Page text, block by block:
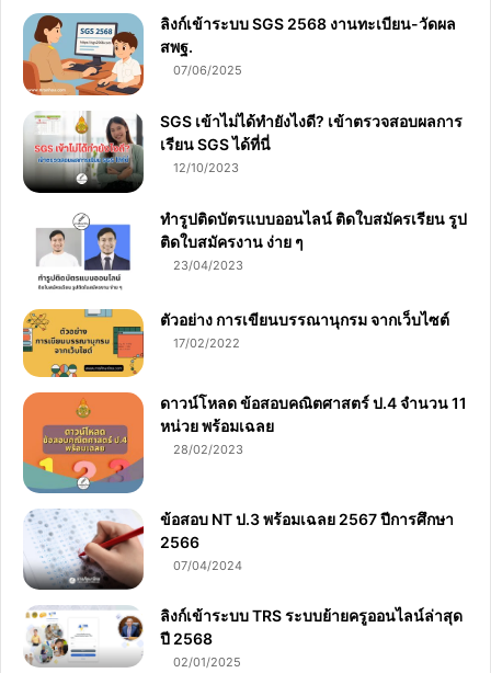
ลิงก์เข้าระบบ SGS 2568 งานทะเบียน-วัดผล
สพฐ.
07/06/2025
SGS เข้าไม่ได้ทำยังไงดี? เข้าตรวจสอบผลการ
เรียน SGS ได้ที่นี่
12/10/2023
ทำรูปติดบัตรแบบออนไลน์ ติดใบสมัครเรียน รูป
ติดใบสมัครงาน ง่าย ๆ
23/04/2023
ตัวอย่าง การเขียนบรรณานุกรม จากเว็บไซต์
17/02/2022
ดาวน์โหลด ข้อสอบคณิตศาสตร์ ป.4 จำนวน 11
หน่วย พร้อมเฉลย
28/02/2023
ข้อสอบ NT ป.3 พร้อมเฉลย 2567 ปีการศึกษา
2566
07/04/2024
ลิงก์เข้าระบบ TRS ระบบย้ายครูออนไลน์ล่าสุด
ปี 2568
02/01/2025